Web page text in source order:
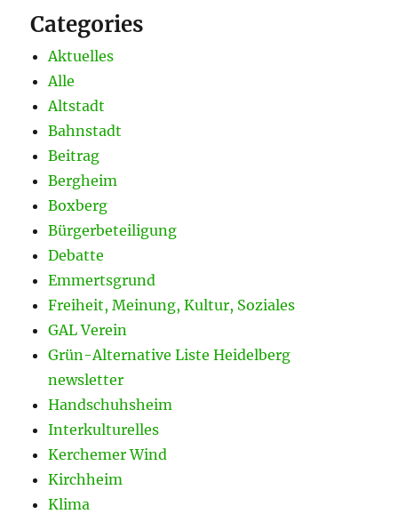
Categories
Aktuelles
Alle
Altstadt
Bahnstadt
Beitrag
Bergheim
Boxberg
Bürgerbeteiligung
Debatte
Emmertsgrund
Freiheit, Meinung, Kultur, Soziales
GAL Verein
Grün-Alternative Liste Heidelberg
newsletter
Handschuhsheim
Interkulturelles
Kerchemer Wind
Kirchheim
Klima